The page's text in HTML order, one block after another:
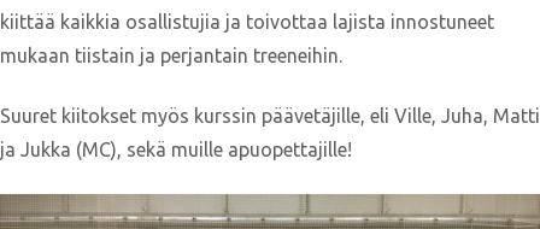
kiittää kaikkia osallistujia ja toivottaa lajista innostuneet
mukaan tiistain ja perjantain treeneihin.
Suuret kiitokset myös kurssin päävetäjille, eli Ville, Juha, Matti
ja Jukka (MC), sekä muille apuopettajille!